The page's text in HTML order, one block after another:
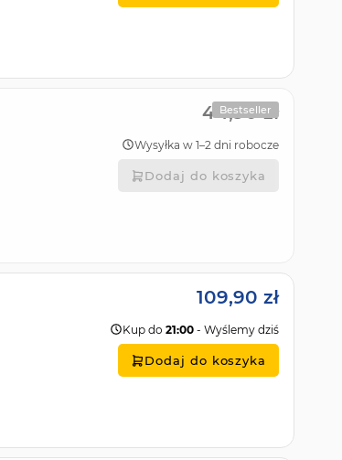
Bestseller
44,90 zł
Wysyłka w 1–2 dni robocze
Dodaj do koszyka
109,90 zł
Kup do 21:00 - Wyślemy dziś
Dodaj do koszyka